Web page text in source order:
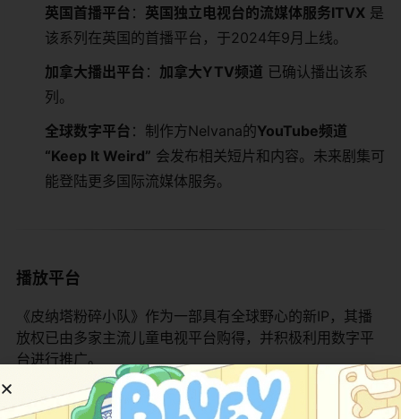
英国首播平台 ： 英国独立电视台的流媒体服务ITVX ​ 是
该系列在英国的首播平台，于2024年9月上线。
加拿大播出平台 ： 加拿大YTV频道 ​ 已确认播出该系
列。
全球数字平台 ：制作方Nelvana的YouTube频道
“Keep It Weird” ​ 会发布相关短片和内容。未来剧集可
能登陆更多国际流媒体服务。
播放平台
《皮纳塔粉碎小队》作为一部具有全球野心的新IP，其播
放权已由多家主流儿童电视平台购得，并积极利用数字平
台进行推广。
平台类型 具体平台/地区